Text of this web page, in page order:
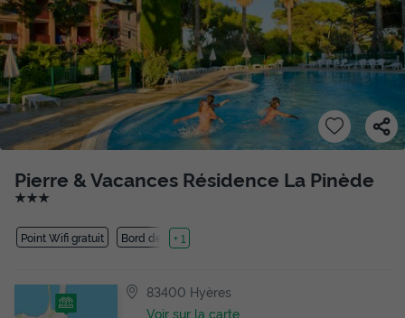
Pierre & Vacances Résidence La Pinède
★★★
Point Wifi gratuit Bord de mer
+ 1
83400 Hyères
Voir sur la carte